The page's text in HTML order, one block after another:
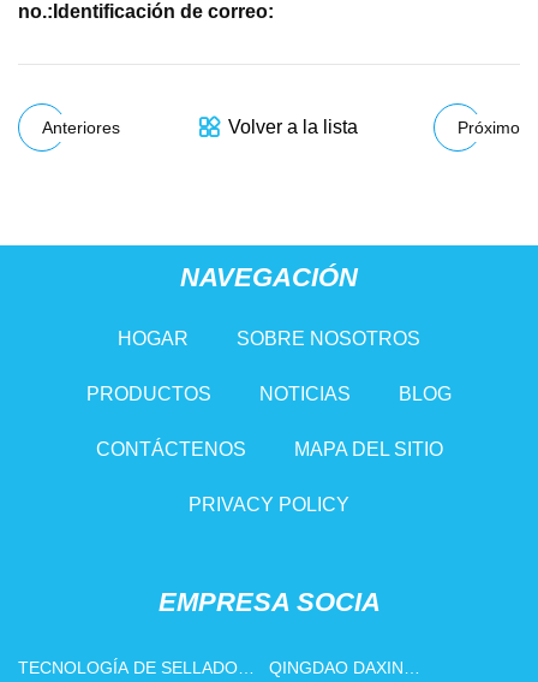
no.: Identificación de correo:
Anteriores Volver a la lista Próximo
NAVEGACIÓN
HOGAR SOBRE NOSOTROS
PRODUCTOS NOTICIAS BLOG
CONTÁCTENOS MAPA DEL SITIO
PRIVACY POLICY
EMPRESA SOCIA
TECNOLOGÍA DE SELLADO QINGDAO DAXIN